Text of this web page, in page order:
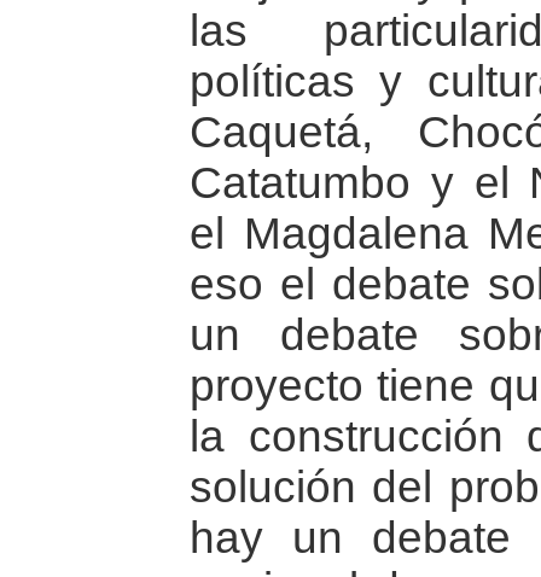
las
políticas y
Caquetá,
Catatumbo y el
el Magdalena
eso el debate
un debate
proyecto tiene
la
solución del
hay un debate